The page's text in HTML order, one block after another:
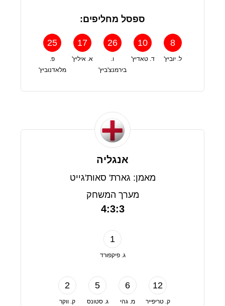
ספסל מחליפים:
25
פ.
מלאדנוביץ'
17
א. איליץ'
26
ו.
בירמנצ'ביץ'
10
ד. טאדיץ'
8
ל. יוביץ'
אנגליה
מאמן: גארת' סאות'גייט
מערך המשחק
4:3:3
1
ג. פיקפורד
2
ק. ווקר
5
ג. סטונס
6
מ. גהי
12
ק. טריפייר